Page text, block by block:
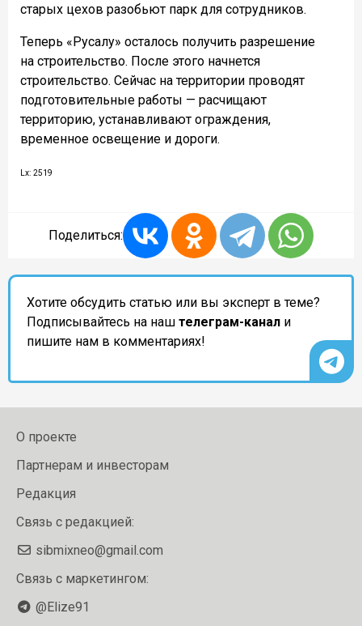
старых цехов разобьют парк для сотрудников.
Теперь «Русалу» осталось получить разрешение
на строительство. После этого начнется
строительство. Сейчас на территории проводят
подготовительные работы — расчищают
территорию, устанавливают ограждения,
временное освещение и дороги.
Lx: 2519
Поделиться:
Хотите обсудить статью или вы эксперт в теме?
Подписывайтесь на наш телеграм-канал и
пишите нам в комментариях!
О проекте
Партнерам и инвесторам
Редакция
Связь с редакцией:
sibmixneo@gmail.com
Связь с маркетингом:
@Elize91